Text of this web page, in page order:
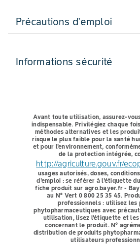
Précautions d'emploi
Informations sécurité
Avant toute utilisation, assurez-
indispensable. Privilégiez chaque
méthodes alternatives et les
risque le plus faible pour la santé
et pour l'environnement,
de la protection intégrée,
http://agriculture.gouv.fr/
usages autorisés, doses,
d'emploi : se référer à l'étiquette
fiche produit sur agro.bayer.fr -
au N° Vert 0 800 25 35 45.
professionnels : utilisez les
phytopharmaceutiques avec
utilisation, lisez l'étiquette et
concernant le produit. N°
distribution de produits
utilisateurs